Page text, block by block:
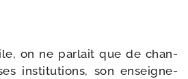
on ne par­lait que de chan­
ins­ti­tu­tions, son ensei­gne­